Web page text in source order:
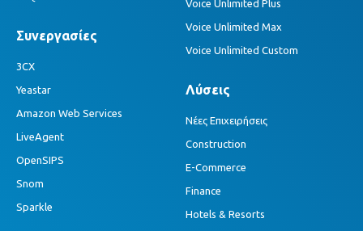
Συνεργασίες
3CX
Yeastar
Amazon Web Services
LiveAgent
OpenSIPS
Snom
Sparkle
Voice Unlimited Plus
Voice Unlimited Max
Voice Unlimited Custom
Λύσεις
Νέες Επιχειρήσεις
Construction
E-Commerce
Finance
Hotels & Resorts